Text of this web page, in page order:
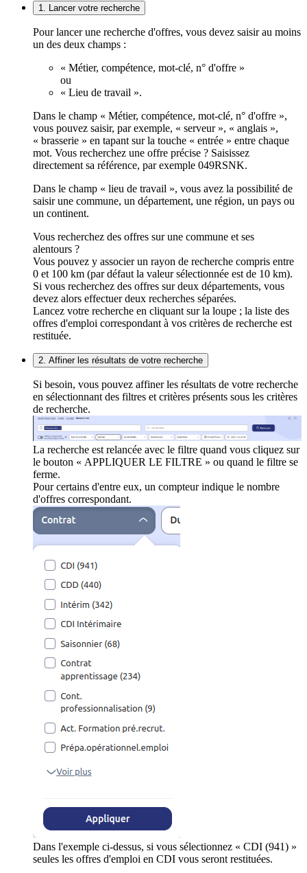
1. Lancer votre recherche
Pour lancer une recherche d'offres, vous devez saisir au moins
un des deux champs :
« Métier, compétence, mot-clé, n° d'offre »
ou
« Lieu de travail ».
Dans le champ « Métier, compétence, mot-clé, n° d'offre »,
vous pouvez saisir, par exemple, « serveur », « anglais »,
« brasserie » en tapant sur la touche « entrée » entre chaque
mot. Vous recherchez une offre précise ? Saisissez
directement sa référence, par exemple 049RSNK.
Dans le champ « lieu de travail », vous avez la possibilité de
saisir une commune, un département, une région, un pays ou
un continent.
Vous recherchez des offres sur une commune et ses
alentours ?
Vous pouvez y associer un rayon de recherche compris entre
0 et 100 km (par défaut la valeur sélectionnée est de 10 km).
Si vous recherchez des offres sur deux départements, vous
devez alors effectuer deux recherches séparées.
Lancez votre recherche en cliquant sur la loupe ; la liste des
offres d'emploi correspondant à vos critères de recherche est
restituée.
2. Affiner les résultats de votre recherche
Si besoin, vous pouvez affiner les résultats de votre recherche
en sélectionnant des filtres et critères présents sous les critères
de recherche.
La recherche est relancée avec le filtre quand vous cliquez sur
le bouton « APPLIQUER LE FILTRE » ou quand le filtre se
ferme.
Pour certains d'entre eux, un compteur indique le nombre
d'offres correspondant.
Dans l'exemple ci-dessus, si vous sélectionnez « CDI (941) »
seules les offres d'emploi en CDI vous seront restituées.